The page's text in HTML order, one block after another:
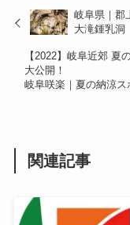
岐阜県｜郡
大滝鍾乳洞
【2022】岐阜近郊 夏
大公開！
岐阜咲楽｜夏の納涼ス
関連記事